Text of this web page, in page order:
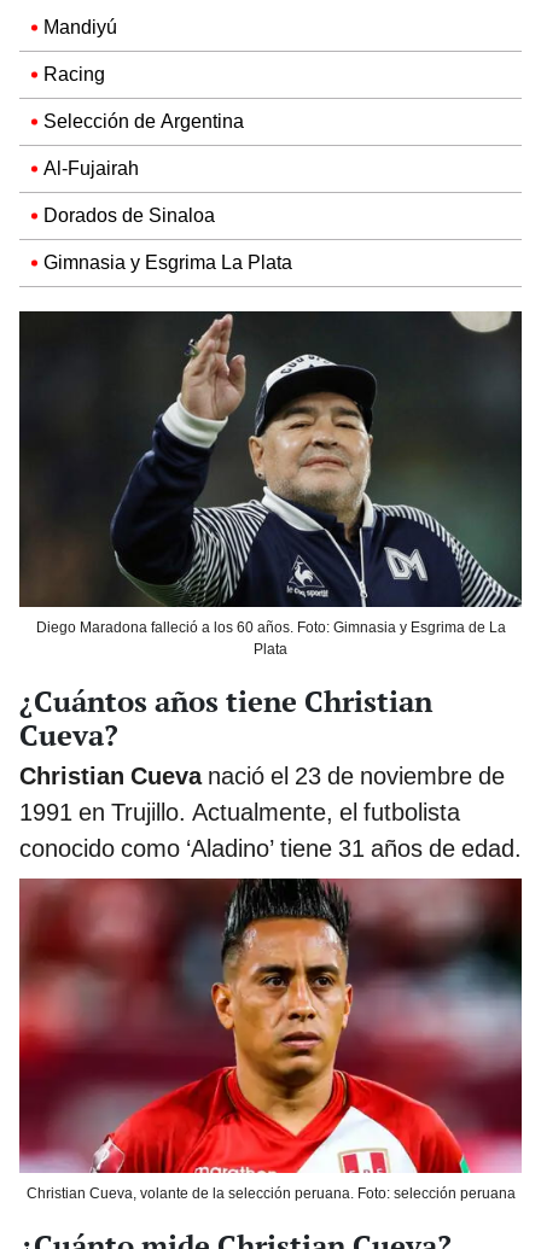
Mandiyú
Racing
Selección de Argentina
Al-Fujairah
Dorados de Sinaloa
Gimnasia y Esgrima La Plata
Diego Maradona falleció a los 60 años. Foto: Gimnasia y Esgrima de La
Plata
¿Cuántos años tiene Christian
Cueva?
Christian Cuevanació el 23 de noviembre de
1991 en Trujillo. Actualmente, el futbolista
conocido como ‘Aladino’ tiene 31 años de edad.
Christian Cueva, volante de la selección peruana. Foto: selección peruana